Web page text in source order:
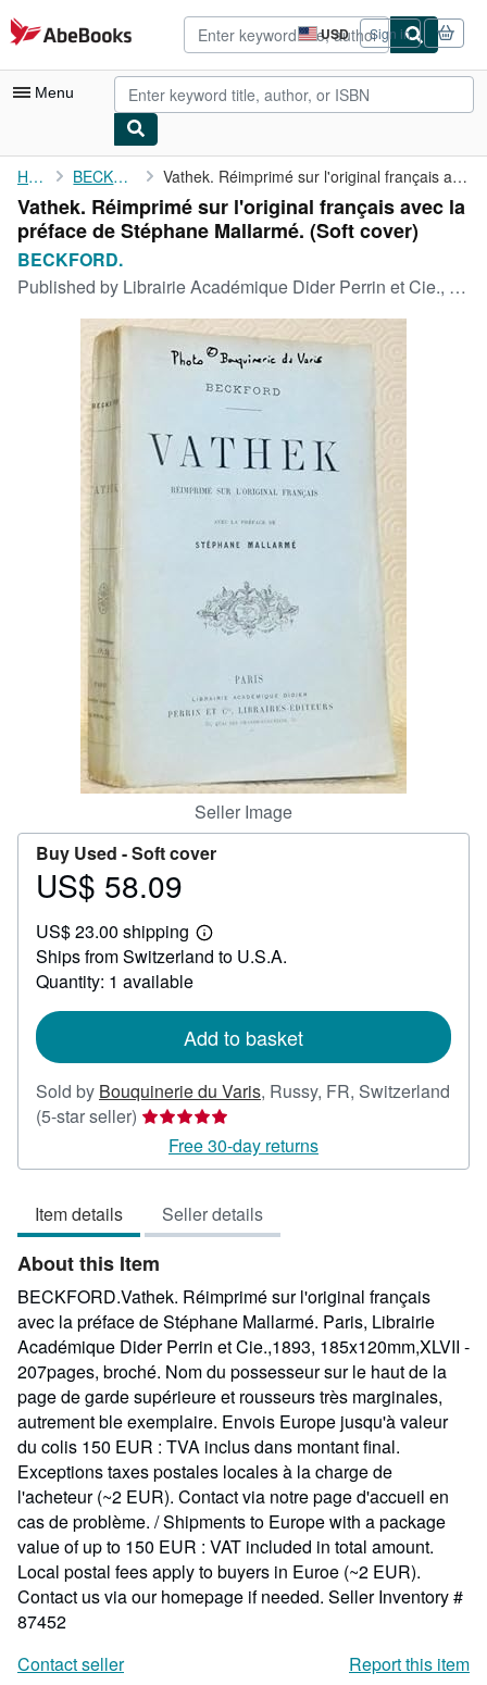
Skip to main content
AbeBooks.com USD
Site
shopping
preferences
Sign in
Menu
My Account
My Purchases
Advanced Search
Browse Collections
CLOSE
Home BECKFORD. Vathek. Réimprimé sur l'original français avec la préface de ...
Vathek. Réimprimé sur l'original français avec la
préface de Stéphane Mallarmé. (Soft cover)
BECKFORD.
Published by Librairie Académique Dider Perrin et Cie., Paris,, 1893
Seller Image
Buy Used -Soft cover
Price
58.09
US$ 58.09
US$ 23.00 shipping
Learn
more
Ships from Switzerland to U.S.A.
Quantity: 1 available
Add to basket
Sold by Bouquinerie du Varis, Russy, FR, Switzerland
(5-star seller) Seller
rating
5
5
stars
Free 30-day returns
Item details Seller details
About this Item
BECKFORD.Vathek. Réimprimé sur l'original français
avec la préface de Stéphane Mallarmé. Paris, Librairie
Académique Dider Perrin et Cie.,1893, 185x120mm,XLVII -
207pages, broché. Nom du possesseur sur le haut de la
page de garde supérieure et rousseurs très marginales,
autrement ble exemplaire. Envois Europe jusqu'à valeur
du colis 150 EUR : TVA inclus dans montant final.
Exceptions taxes postales locales à la charge de
l'acheteur (~2 EUR). Contact via notre page d'accueil en
cas de problème. / Shipments to Europe with a package
value of up to 150 EUR : VAT included in total amount.
Local postal fees apply to buyers in Euroe (~2 EUR).
Contact us via our homepage if needed. Seller Inventory #
87452
Contact seller
Report this item